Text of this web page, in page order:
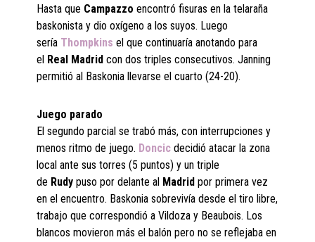
Hasta que Campazzoencontró fisuras en la telaraña
baskonista y dio oxígeno a los suyos. Luego
sería Thompkinsel que continuaría anotando para
el Real Madrid con dos triples consecutivos. Janning
permitió al Baskonia llevarse el cuarto (24-20).
Juego parado
El segundo parcial se trabó más, con interrupciones y
menos ritmo de juego. Doncicdecidió atacar la zona
local ante sus torres (5 puntos) y un triple
de Rudypuso por delante al Madridpor primera vez
en el encuentro. Baskonia sobrevivía desde el tiro libre,
trabajo que correspondió a Vildoza y Beaubois. Los
blancos movieron más el balón pero no se reflejaba en